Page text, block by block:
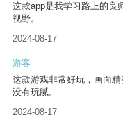
这款app是我学习路上的良
视野。
2024-08-17
游客
这款游戏非常好玩，画面
没有玩腻。
2024-08-17